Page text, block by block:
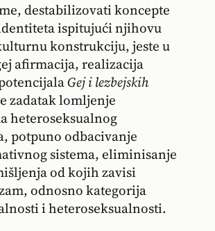
destabilizovati koncepte
ispitujući njihovu
konstrukciju, jeste u
afirmacija, realizacija
Gej i lezbejskih
zadatak lomljenje
heteroseksualnog
potpuno odbacivanje
sistema, eliminisanje
od kojih zavisi
odnosno kategorija
i heteroseksualnosti.